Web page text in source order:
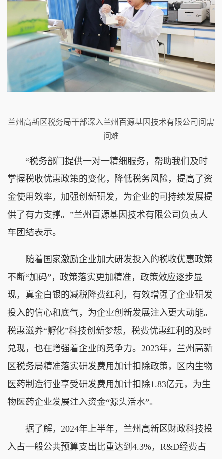
兰州高新区税务局干部深入兰州百源基因技术有限公司问需
问难
“税务部门提供一对一精细服务，帮助我们及时
掌握税收优惠政策的变化，降低税务风险，提高了资
金使用效率，加强创新研发，为企业的可持续发展提
供了有力支撑。”兰州百源基因技术有限公司负责人
车团结表示。
随着国家激励企业加大研发投入的税收优惠政策
不断“加码”，政策落实更加精准，政策效应逐步显
现，真金白银的减税降费红利，有效增强了企业研发
投入的信心和底气，为企业创新发展注入更大动能。
税惠滋养“孵化”科技创新梦想，税费优惠红利的及时
兑现，也在增强着企业的竞争力。2023年，兰州高新
区税务局精准落实研发费用加计扣除政策，区内生物
医药制造行业享受研发费用加计扣除1.83亿元，为生
物医药企业发展注入资金“源头活水”。
据了解，2024年上半年，兰州高新区财政科技投
入占一般公共预算支出比重达到4.3%，R&D经费占